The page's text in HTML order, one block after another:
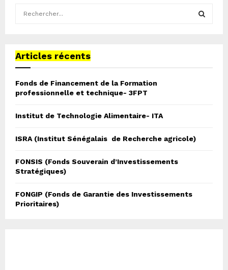
c
h
o
r
Articles récents
Fonds de Financement de la Formation
professionnelle et technique- 3FPT
Institut de Technologie Alimentaire- ITA
ISRA (Institut Sénégalais de Recherche agricole)
FONSIS (Fonds Souverain d’Investissements
Stratégiques)
FONGIP (Fonds de Garantie des Investissements
Prioritaires)